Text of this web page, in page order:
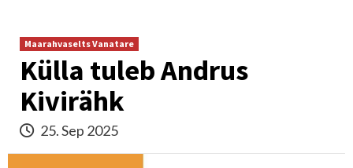
Maarahvaselts Vanatare
Külla tuleb Andrus
Kivirähk
25. Sep 2025